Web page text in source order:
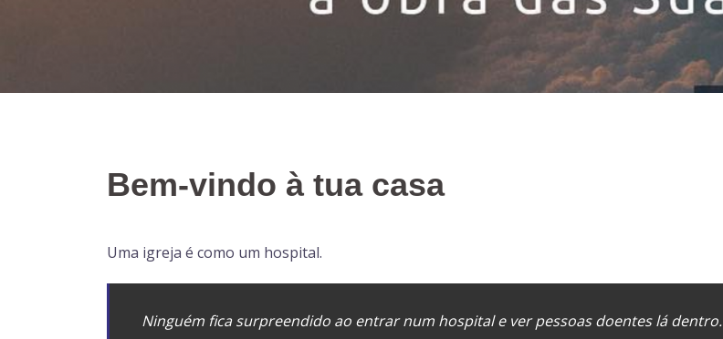
Bem-vindo à tua casa
Uma igreja é como um hospital.
Ninguém fica surpreendido ao entrar num hospital e ver pessoas doentes lá dentro.